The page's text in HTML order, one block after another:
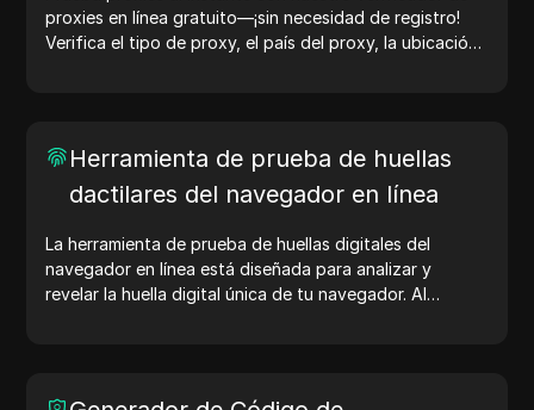
proxies en línea gratuito—¡sin necesidad de registro!
Verifica el tipo de proxy, el país del proxy, la ubicación
Herramienta de prueba de huellas
dactilares del navegador en línea
La herramienta de prueba de huellas digitales del
navegador en línea está diseñada para analizar y
revelar la huella digital única de tu navegador. Al
línea.